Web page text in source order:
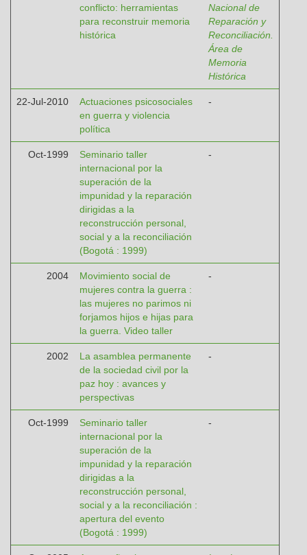
conflicto: herramientas
para reconstruir memoria
histórica
Nacional de
Reparación y
Reconciliación.
Área de
Memoria
Histórica
22-Jul-2010
Actuaciones psicosociales
en guerra y violencia
política
-
Oct-1999
Seminario taller
internacional por la
superación de la
impunidad y la reparación
dirigidas a la
reconstrucción personal,
social y a la reconciliación
(Bogotá : 1999)
-
2004
Movimiento social de
mujeres contra la guerra :
las mujeres no parimos ni
forjamos hijos e hijas para
la guerra. Video taller
-
2002
La asamblea permanente
de la sociedad civil por la
paz hoy : avances y
perspectivas
-
Oct-1999
Seminario taller
internacional por la
superación de la
impunidad y la reparación
dirigidas a la
reconstrucción personal,
social y a la reconciliación :
apertura del evento
(Bogotá : 1999)
-